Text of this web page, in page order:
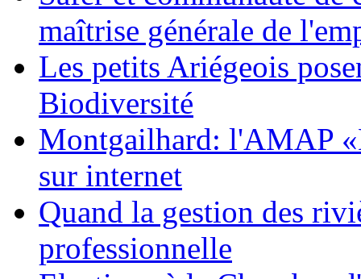
maîtrise générale de
Les petits Ariégeois
Biodiversité
Montgailhard: l'AMAP
sur internet
Quand la gestion des
professionnelle